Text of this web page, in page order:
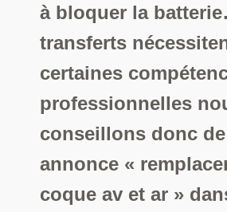
à bloquer la
transferts
certaines
professionnelles
conseillons donc
annonce «
coque av et ar »